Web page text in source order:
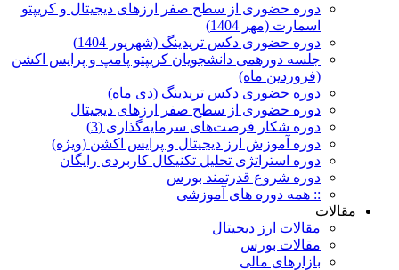
دوره حضوری از سطح صفر ارزهای دیجیتال و کریپتو
اسمارت (مهر 1404)
دوره حضوری دکس تریدینگ (شهریور 1404)
جلسه دورهمی دانشجویان کریپتو پامپ و پرایس اکشن
(فروردین ماه)
دوره حضوری دکس تریدینگ (دی ماه)
دوره حضوری از سطح صفر ارزهای دیجیتال
دوره شکار فرصت‌های سرمایه‌گذاری (3)
دوره آموزش ارز دیجیتال و پرایس اکشن (ویژه)
دوره استراتژی تحلیل تکنیکال کاربردی رایگان
دوره شروع قدرتمند بورس
:: همه دوره های آموزشی
مقالات
مقالات ارز دیجیتال
مقالات بورس
بازارهای مالی